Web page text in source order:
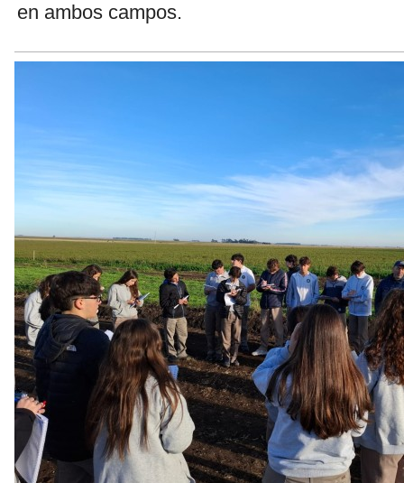
en ambos campos.